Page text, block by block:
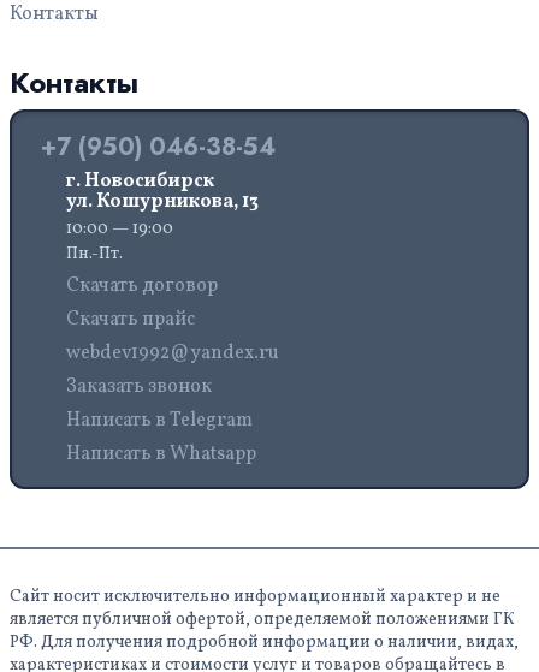
Контакты
Контакты
+7 (950) 046-38-54
г. Новосибирск
ул. Кошурникова, 13
10:00 — 19:00
Пн.-Пт.
Скачать договор
Скачать прайс
webdev1992@yandex.ru
Заказать звонок
Написать в Telegram
Написать в Whatsapp
Сайт носит исключительно информационный характер и не
является публичной офертой, определяемой положениями ГК
РФ. Для получения подробной информации о наличии, видах,
характеристиках и стоимости услуг и товаров обращайтесь в